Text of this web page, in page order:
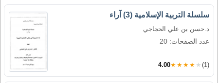
سلسلة التربية الإسلامية (3) آراء
د.حسن بن علي الحجاجي
عدد الصفحات: 20
4.00★★★★★ (1)